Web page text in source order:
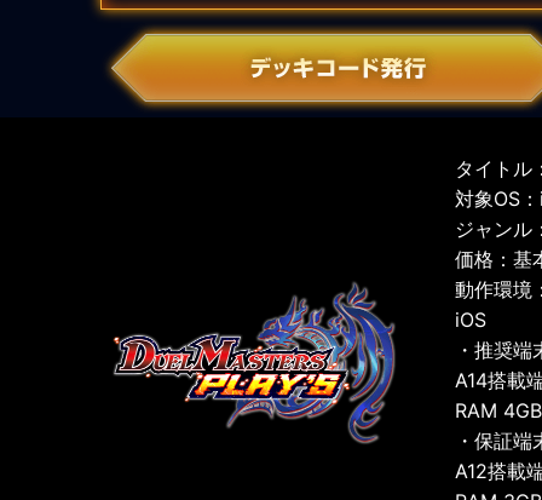
タイトル
対象OS
ジャンル
価格：基
動作環境
iOS
・推奨端
A14搭載
RAM
・保証端
A12搭載